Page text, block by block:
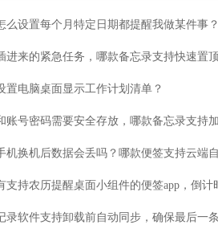
么设置每个月特定日期都提醒我做某件事？
置电脑桌面显示工作计划清单？